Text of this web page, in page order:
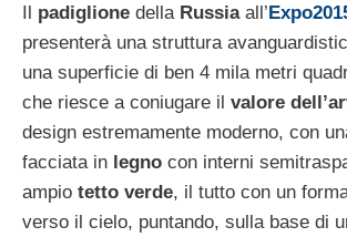
Il padiglione della Russiaall’
presenterà una struttura
una superficie di ben 4 mila metri
che riesce a coniugare il valore
design estremamente moderno, con
facciata in legno con interni
ampio tetto verde, il tutto con un
verso il cielo, puntando, sulla base di